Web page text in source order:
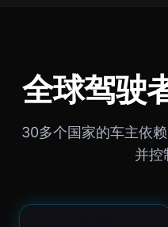
全球驾驶
30多个国家的车主依
并控